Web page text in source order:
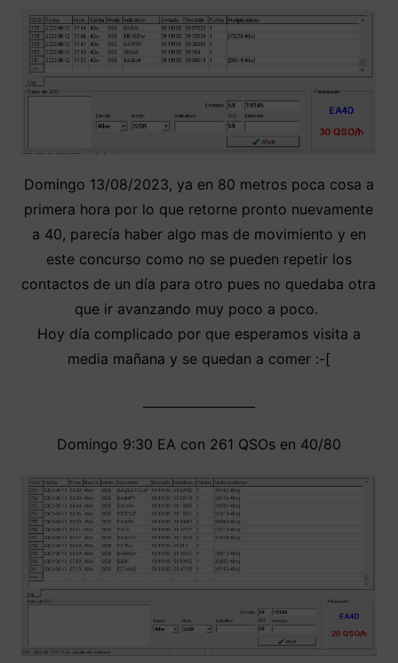
Domingo 13/08/2023, ya en 80 metros poca cosa a
primera hora por lo que retorne pronto nuevamente
a 40, parecía haber algo mas de movimiento y en
este concurso como no se pueden repetir los
contactos de un día para otro pues no quedaba otra
que ir avanzando muy poco a poco.
Hoy día complicado por que esperamos visita a
media mañana y se quedan a comer :-[
Domingo 9:30 EA con 261 QSOs en 40/80